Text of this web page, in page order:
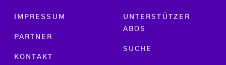
Footer menu
IMPRESSUM
PARTNER
KONTAKT
UNTERSTÜTZER
ABOS
SUCHE